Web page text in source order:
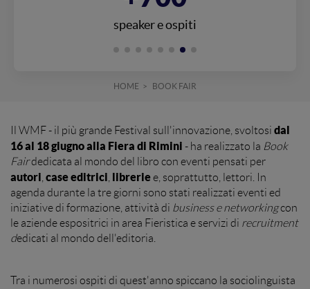
speaker e ospiti
HOME BOOK FAIR
Il WMF - il più grande Festival sull'innovazione, svoltosi dal
16 al 18 giugno alla Fiera di Rimini - ha realizzato la Book
Fairdedicata al mondo del libro con eventi pensati per
autori case editrici libreriee, soprattutto, lettori. In
agenda durante la tre giorni sono stati realizzati eventi ed
iniziative di formazione, attività di business e networkingcon
le aziende espositrici in area Fieristica e servizi di recruitment
dedicati al mondo dell'editoria.
Tra i numerosi ospiti di quest'anno spiccano la sociolinguista